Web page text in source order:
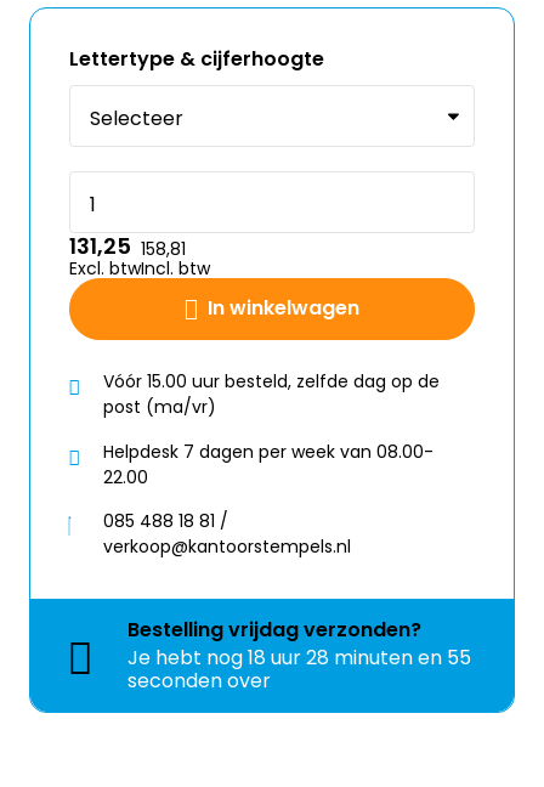
Lettertype & cijferhoogte
In winkelwagen
131,25
Excl. btw
158,81
Incl. btw
Vóór 15.00 uur besteld, zelfde dag op de
post (ma/vr)
Helpdesk 7 dagen per week van 08.00-
22.00
085 488 18 81 /
verkoop@kantoorstempels.nl
Bestellingvrijdagverzonden?
Je hebt nog18 uur 28 minuten en 55
seconden over